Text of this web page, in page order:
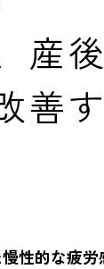
産
善
性的な疲